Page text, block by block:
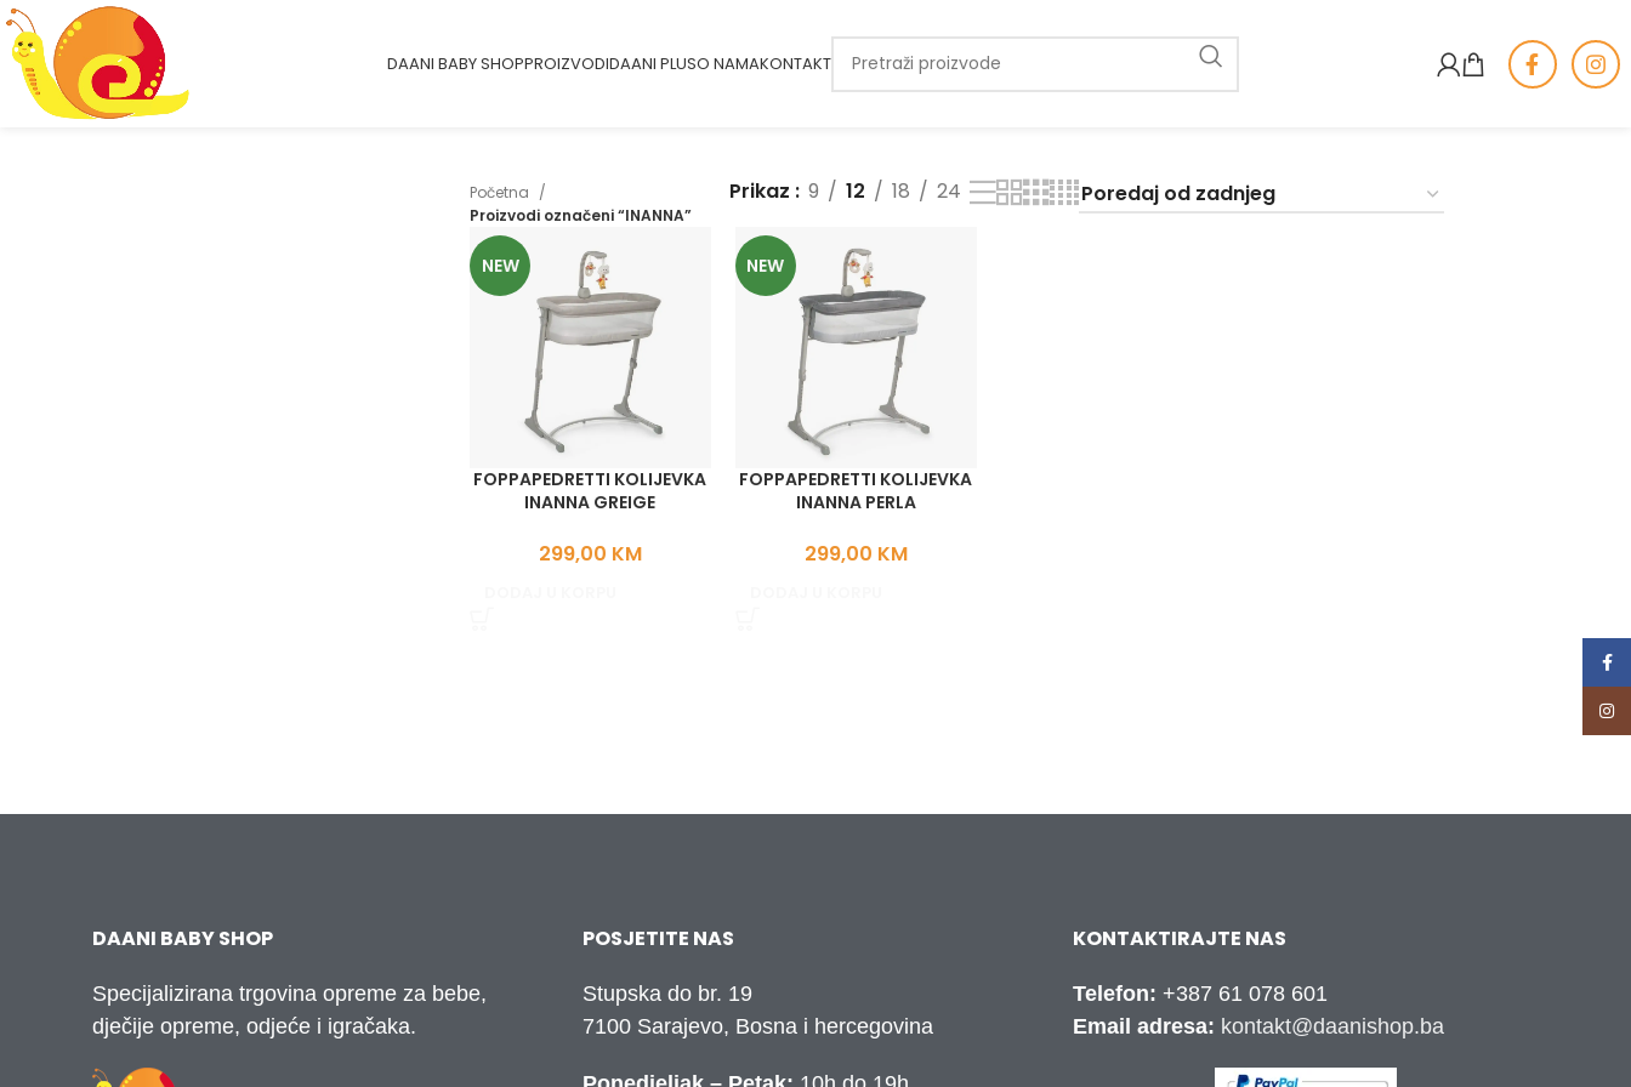
DAANI BABY SHOPPROIZVODIDAANI PLUSO NAMAKONTAKT
Početna
Proizvodi označeni “INANNA”
Prikaz 9 12 18 24
NEW
FOPPAPEDRETTI KOLIJEVKA
INANNA GREIGE
299,00 KM
NEW
FOPPAPEDRETTI KOLIJEVKA
INANNA PERLA
299,00 KM
DAANI BABY SHOP
Specijalizirana trgovina opreme za bebe,
dječije opreme, odjeće i igračaka.
POSJETITE NAS
Stupska do br. 19
7100 Sarajevo, Bosna i hercegovina
KONTAKTIRAJTE NAS
Telefon: +387 61 078 601
Email adresa: kontakt@daanishop.ba